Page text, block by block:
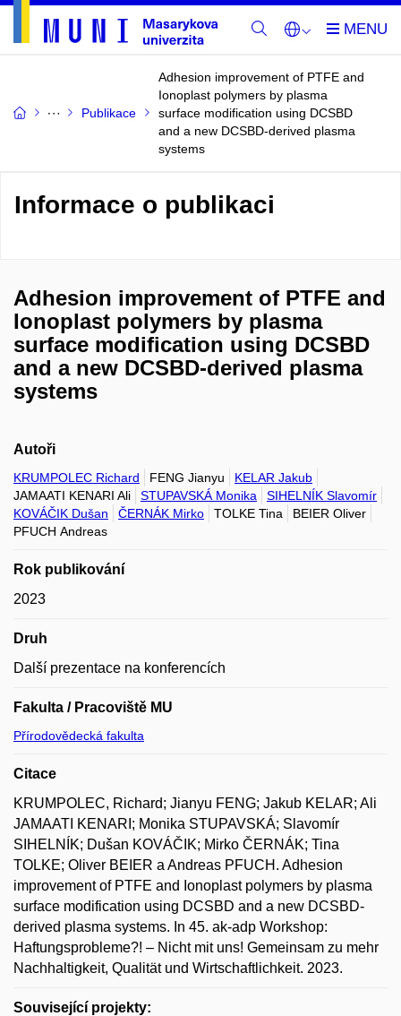
Publikace
Adhesion improvement of PTFE and
Ionoplast polymers by plasma
surface modification using DCSBD
and a new DCSBD-derived plasma
systems
Informace o publikaci
Adhesion improvement of PTFE and
Ionoplast polymers by plasma
surface modification using DCSBD
and a new DCSBD-derived plasma
systems
Autoři
KRUMPOLEC Richard FENG Jianyu
KELAR Jakub
JAMAATI KENARI Ali
STUPAVSKÁ Monika
SIHELNÍK Slavomír
KOVÁČIK Dušan
ČERNÁK Mirko TOLKE Tina
BEIER Oliver
PFUCH Andreas
Rok publikování
2023
Druh
Další prezentace na konferencích
Fakulta / Pracoviště MU
Přírodovědecká fakulta
Citace
KRUMPOLEC, Richard; Jianyu FENG; Jakub KELAR; Ali
JAMAATI KENARI; Monika STUPAVSKÁ; Slavomír
SIHELNÍK; Dušan KOVÁČIK; Mirko ČERNÁK; Tina
TOLKE; Oliver BEIER a Andreas PFUCH. Adhesion
improvement of PTFE and Ionoplast polymers by plasma
surface modification using DCSBD and a new DCSBD-
derived plasma systems. In 45. ak-adp Workshop:
Haftungsprobleme?! – Nicht mit uns! Gemeinsam zu mehr
Nachhaltigkeit, Qualität und Wirtschaftlichkeit. 2023.
Související projekty: